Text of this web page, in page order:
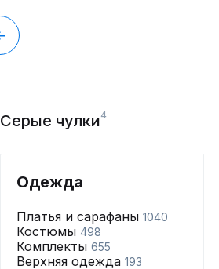
Серые чулки4
Одежда
Платья и сарафаны 1040
Костюмы 498
Комплекты 655
Верхняя одежда 193